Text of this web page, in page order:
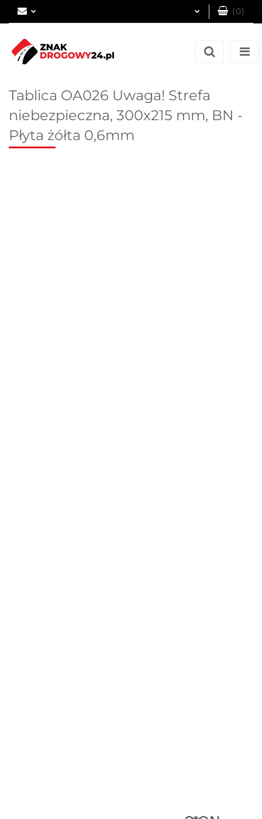
(0)
Tablica OA026 Uwaga! Strefa
niebezpieczna, 300x215 mm, BN -
Płyta żółta 0,6mm